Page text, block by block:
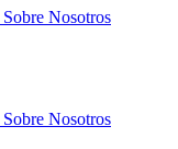
Sobre Nosotros
Sobre Nosotros